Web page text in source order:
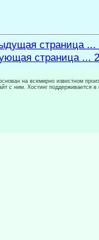
страница ...
страница ...
на всемирно известном
с ним. Хостинг поддерживается